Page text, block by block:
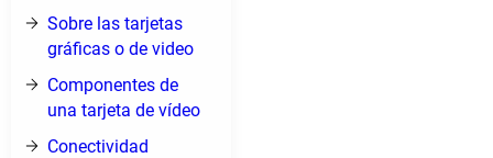
Sobre las tarjetas
gráficas o de video
Componentes de
una tarjeta de vídeo
Conectividad